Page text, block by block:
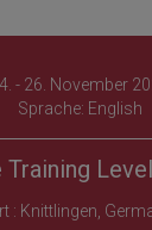
- 26. November
Sprache: English
Training
: Knittlingen,